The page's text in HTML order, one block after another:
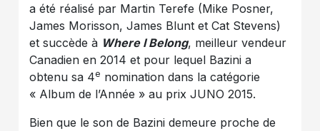
a été réalisé par Martin Terefe (Mike Posner,
James Morisson, James Blunt et Cat Stevens)
et succède à Where I Belong, meilleur vendeur
Canadien en 2014 et pour lequel Bazini a
obtenu sa 4e nomination dans la catégorie
« Album de l’Année » au prix JUNO 2015.
Bien que le son de Bazini demeure proche de